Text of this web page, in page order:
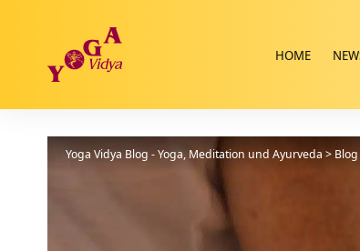
HOME
Yoga Vidya Blog - Yoga, Meditation und Ayurveda > Blog